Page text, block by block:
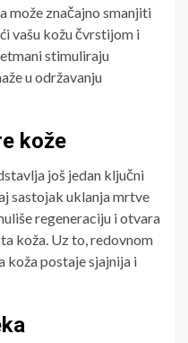
može značajno smanjiti
vašu kožu čvrstijom i
stimuliraju
u održavanju
kože
još jedan ključni
sastojak uklanja mrtve
regeneraciju i otvara
koža. Uz to, redovnom
koža postaje sjajnija i